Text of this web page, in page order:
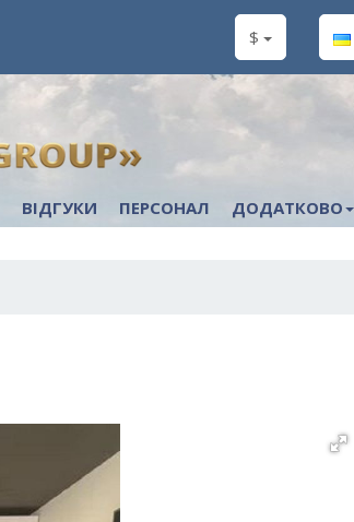
$
ВІДГУКИ ПЕРСОНАЛ ДОДАТКОВО